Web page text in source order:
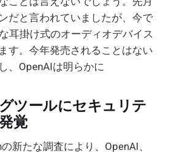
だと言われていましたが、今で
耳掛け式のオーディオデバイス
す。今年発売されることはない
、OpenAIは明らかに
ツールにセキュリテ
覚
新たな調査により、OpenAI、